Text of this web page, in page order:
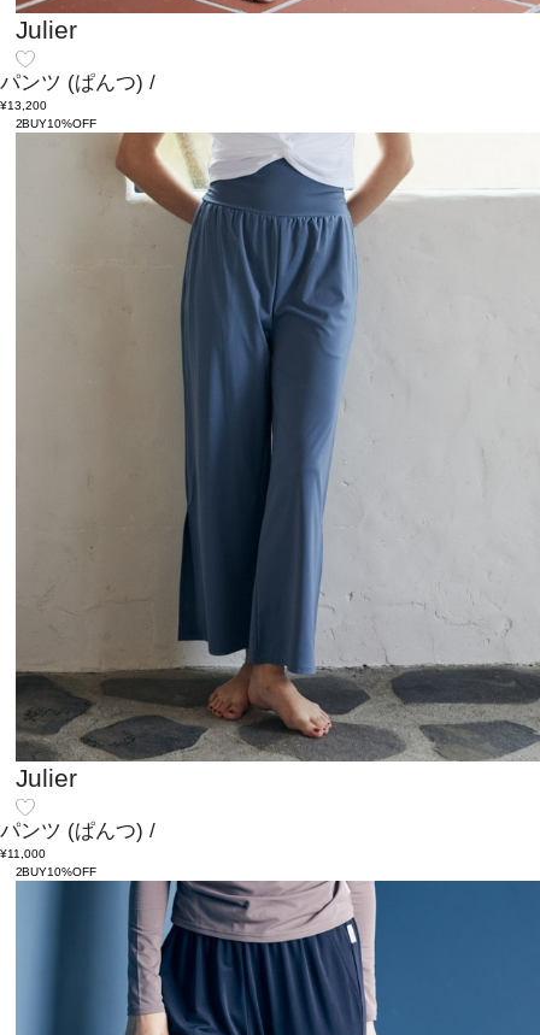
Julier
パンツ (ぱんつ) /
¥13,200
2BUY10%OFF
Julier
パンツ (ぱんつ) /
¥11,000
2BUY10%OFF